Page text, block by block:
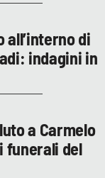
all’interno di
indagini in
a Carmelo
funerali del